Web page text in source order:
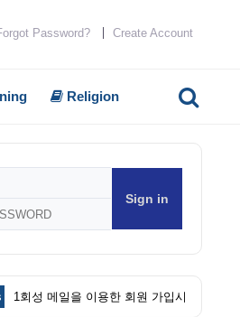
Password? Create Account
Religion
1회성 메일을 이용한 회원 가입시